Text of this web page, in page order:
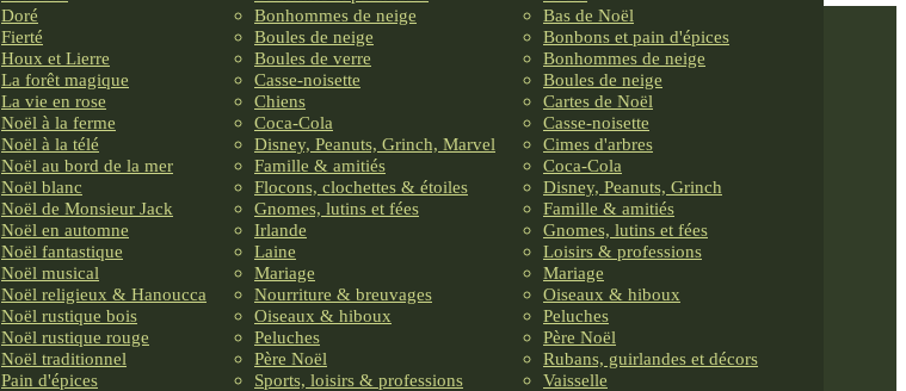
Doré
Fierté
Houx et Lierre
La forêt magique
La vie en rose
Noël à la ferme
Noël à la télé
Noël au bord de la mer
Noël blanc
Noël de Monsieur Jack
Noël en automne
Noël fantastique
Noël musical
Noël religieux & Hanoucca
Noël rustique bois
Noël rustique rouge
Noël traditionnel
Pain d'épices
Bonhommes de neige
Boules de neige
Boules de verre
Casse-noisette
Chiens
Coca-Cola
Disney, Peanuts, Grinch, Marvel
Famille & amitiés
Flocons, clochettes & étoiles
Gnomes, lutins et fées
Irlande
Laine
Mariage
Nourriture & breuvages
Oiseaux & hiboux
Peluches
Père Noël
Sports, loisirs & professions
Bas de Noël
Bonbons et pain d'épices
Bonhommes de neige
Boules de neige
Cartes de Noël
Casse-noisette
Cimes d'arbres
Coca-Cola
Disney, Peanuts, Grinch
Famille & amitiés
Gnomes, lutins et fées
Loisirs & professions
Mariage
Oiseaux & hiboux
Peluches
Père Noël
Rubans, guirlandes et décors
Vaisselle